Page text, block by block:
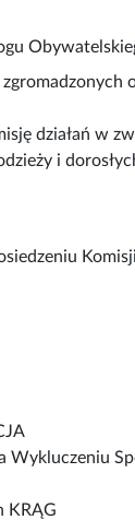
działań w
i
Wykluczeniu
KRĄG